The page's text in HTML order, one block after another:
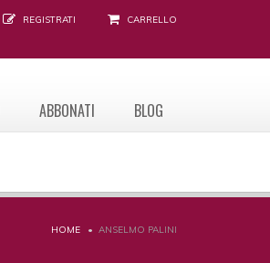
REGISTRATI CARRELLO
ABBONATI BLOG
HOME ANSELMO PALINI